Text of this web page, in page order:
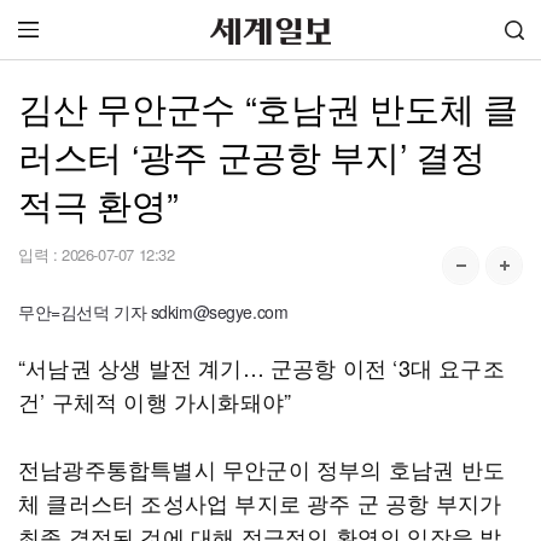
김산 무안군수 “호남권 반도체 클
러스터 ‘광주 군공항 부지’ 결정
적극 환영”
입력 : 2026-07-07 12:32
무안=김선덕 기자 sdkim@segye.com
“서남권 상생 발전 계기… 군공항 이전 ‘3대 요구조
건’ 구체적 이행 가시화돼야”
전남광주통합특별시 무안군이 정부의 호남권 반도
체 클러스터 조성사업 부지로 광주 군 공항 부지가